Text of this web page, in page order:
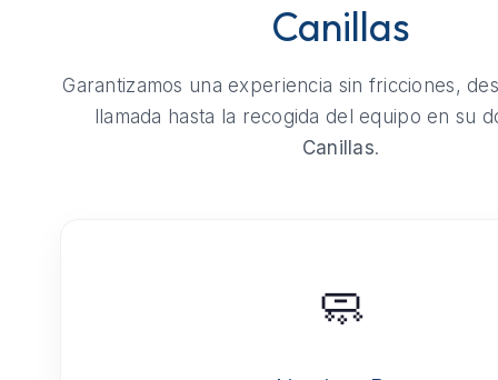
Canillas
Garantizamos una experiencia sin fricciones,
llamada hasta la recogida del equipo en su
Canillas.
🧼